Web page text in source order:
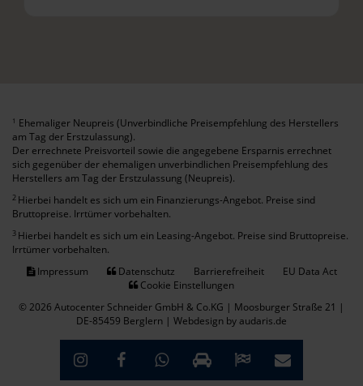
1 Ehemaliger Neupreis (Unverbindliche Preisempfehlung des Herstellers
am Tag der Erstzulassung).
Der errechnete Preisvorteil sowie die angegebene Ersparnis errechnet
sich gegenüber der ehemaligen unverbindlichen Preisempfehlung des
Herstellers am Tag der Erstzulassung (Neupreis).
2 Hierbei handelt es sich um ein Finanzierungs-Angebot. Preise sind
Bruttopreise. Irrtümer vorbehalten.
3 Hierbei handelt es sich um ein Leasing-Angebot. Preise sind Bruttopreise.
Irrtümer vorbehalten.
Impressum
Datenschutz Barrierefreiheit
EU Data Act
Cookie Einstellungen
© 2026 Autocenter Schneider GmbH & Co.KG | Moosburger Straße 21 |
DE-85459 Berglern | Webdesign by audaris.de